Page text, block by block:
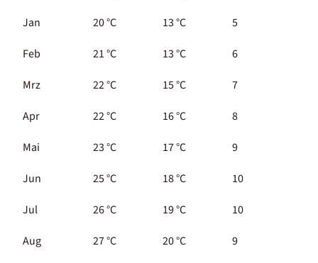
Jan 20 °C 13 °C
5
Feb
21 °C 13 °C
6
Mrz
22 °C 15 °C
7
Apr
22 °C 16 °C
8
Mai
23 °C 17 °C
9
Jun
25 °C 18 °C
10
Jul
26 °C 19 °C
10
Aug
27 °C 20 °C
9